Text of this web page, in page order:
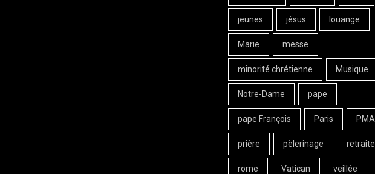
jeunes jésus louange
Marie messe
minorité chrétienne Musique
Notre-Dame pape
pape François Paris PMA
prière pèlerinage retraite
rome Vatican veillée